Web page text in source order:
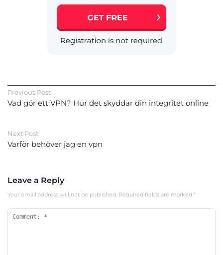
Previous Post
Vad gör ett VPN? Hur det skyddar din integritet online
Next Post
Varför behöver jag en vpn
Leave a Reply
Your email address will not be published. Required fields are marked *